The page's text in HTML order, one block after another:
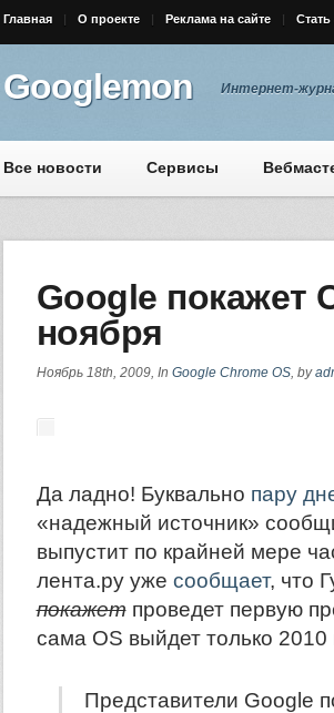
Главная О проекте Реклама на сайте
Googlemon Интернет-
Все новости Сервисы
Google покажет
ноября
Ноябрь 18th, 2009, In Google Chrome OS, by
Да ладно! Буквально пару
«надежный источник»
выпустит по крайней мере
лента.ру уже сообщает, что
покажетпроведет первую
сама OS выйдет только 2010
Представители Google